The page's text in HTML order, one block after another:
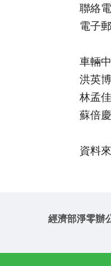
聯絡
電子
車輛
洪英
林孟
蘇倍
資料
經濟部淨零辦